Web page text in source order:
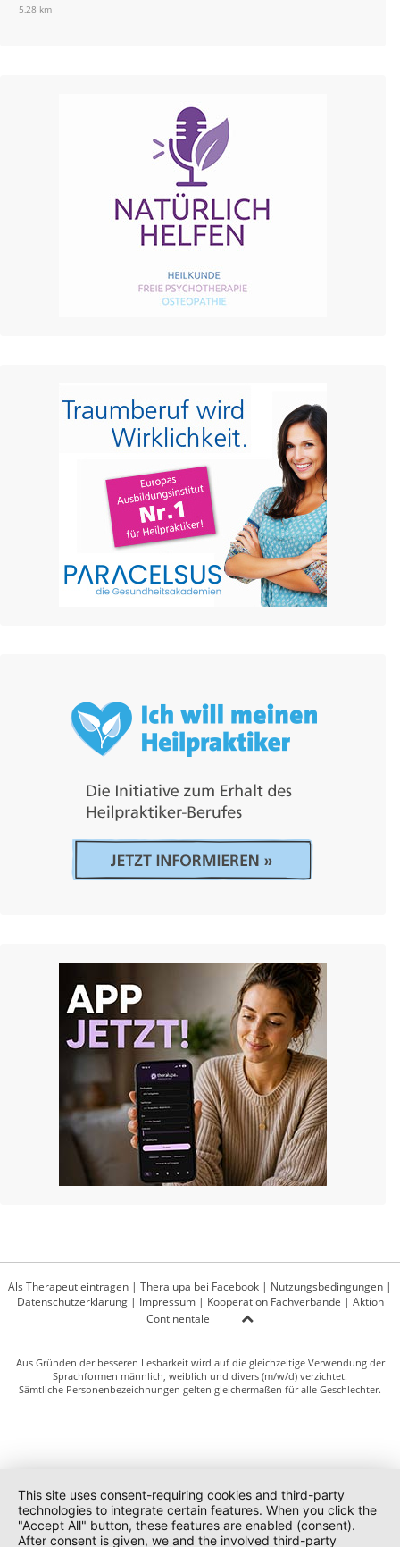
5,28 km
Als Therapeut eintragen | Theralupa bei Facebook | Nutzungsbedingungen |
Datenschutzerklärung| Impressum| Kooperation Fachverbände | Aktion
Continentale
Aus Gründen der besseren Lesbarkeit wird auf die gleichzeitige Verwendung der
Sprachformen männlich, weiblich und divers (m/w/d) verzichtet.
Sämtliche Personenbezeichnungen gelten gleichermaßen für alle Geschlechter.
This site uses consent-requiring cookies and third-party
technologies to integrate certain features. When you click the
"Accept All" button, these features are enabled (consent).
After consent is given, we and the involved third-party